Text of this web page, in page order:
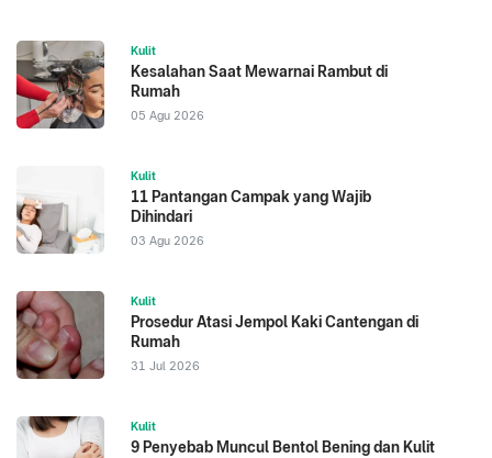
Kulit
Kesalahan Saat Mewarnai Rambut di
Rumah
05 Agu 2026
Kulit
11 Pantangan Campak yang Wajib
Dihindari
03 Agu 2026
Kulit
Prosedur Atasi Jempol Kaki Cantengan di
Rumah
31 Jul 2026
Kulit
9 Penyebab Muncul Bentol Bening dan Kulit